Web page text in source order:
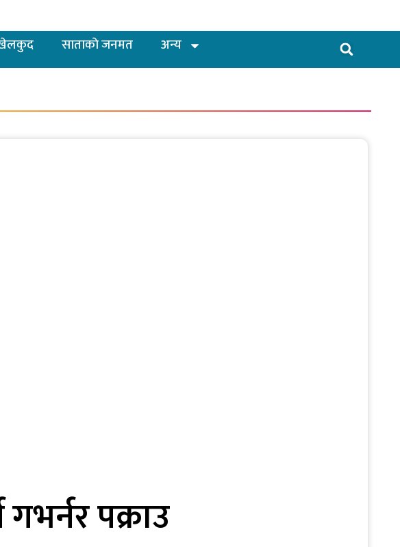
साताकाे जनमत अन्य
गभर्नर पक्राउ